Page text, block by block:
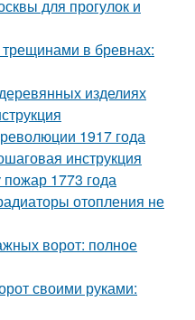
для прогулок и
трещинами в бревнах:
изделиях
1917 года
инструкция
1773 года
отопления не
ворот: полное
своими руками: